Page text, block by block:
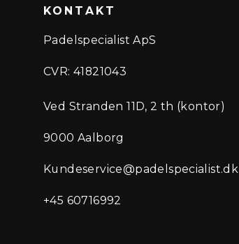
KONTAKT
Padelspecialist ApS
CVR: 41821043
Ved Stranden 11D, 2 th (kontor)
9000 Aalborg
Kundeservice@padelspecialist.dk
+45 60716992